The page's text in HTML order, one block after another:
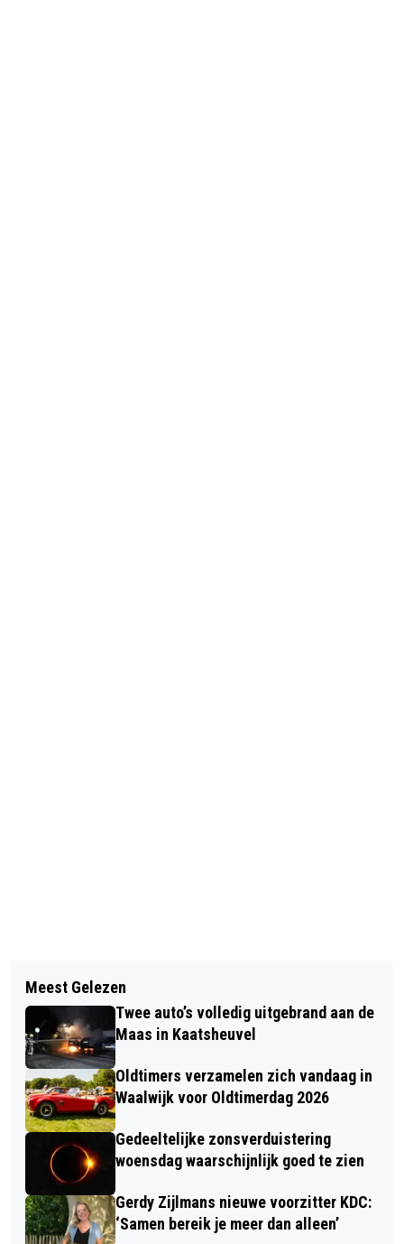
GEMEENTE LOON OP ZAND STELT
DEFINITIEVE LOCATIES VOOR 115
NIEUWE LAADPALEN VAST
MEERDERE AUTO'S IN BESLAG
GENOMEN TIJDENS GEZAMENLIJKE
VERKEERSACTIE IN WAALWIJK
Meest Gelezen
Twee auto’s volledig uitgebrand aan de
Maas in Kaatsheuvel
Oldtimers verzamelen zich vandaag in
Waalwijk voor Oldtimerdag 2026
Gedeeltelijke zonsverduistering
woensdag waarschijnlijk goed te zien
Gerdy Zijlmans nieuwe voorzitter KDC:
‘Samen bereik je meer dan alleen’